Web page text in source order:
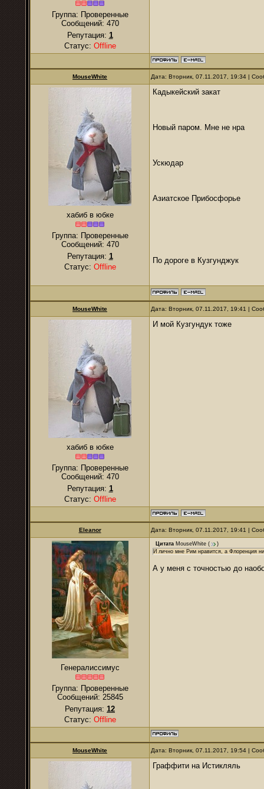
Группа: Проверенные
Сообщений: 470
Репутация: 1
Статус: Offline
MouseWhite Дата: Вторник, 07.11.2017, 19:34 |
хабиб в юбке
Группа: Проверенные
Сообщений: 470
Репутация: 1
Статус: Offline
Кадыкейский закат
Новый паром. Мне не нра
Ускюдар
Азиатское Прибосфорье
По дороге в Кузгунджук
MouseWhite Дата: Вторник, 07.11.2017, 19:41 |
хабиб в юбке
Группа: Проверенные
Сообщений: 470
Репутация: 1
Статус: Offline
И мой Кузгундук тоже
Eleanor Дата: Вторник, 07.11.2017, 19:41 |
Генералиссимус
Группа: Проверенные
Сообщений: 25845
Репутация: 12
Статус: Offline
Цитата MouseWhite (
)
И лично мне Рим нравится, а Флоренция
А у меня с точностью до
MouseWhite Дата: Вторник, 07.11.2017, 19:54 |
Граффити на Истикляль